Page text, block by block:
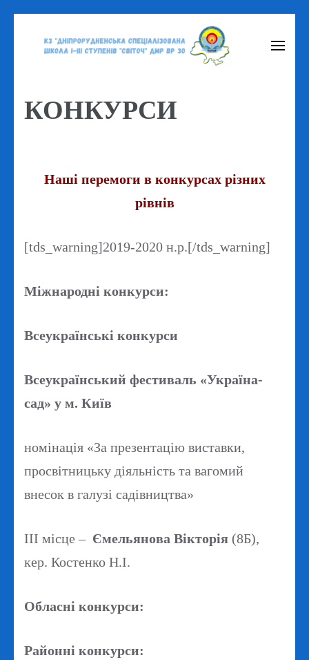
Enter)
КОНКУРСИ
Наші перемоги в конкурсах різних
рівнів
[tds_warning]2019-2020 н.р.[/tds_warning]
Міжнародні конкурси:
Всеукраїнські конкурси
Всеукраїнський фестиваль «Україна-
сад» у м. Київ
номінація «За презентацію виставки,
просвітницьку діяльність та вагомий
внесок в галузі садівництва»
ІІІ місце – Ємельянова Вікторія (8Б),
кер. Костенко Н.І.
Обласні конкурси:
Районні конкурси: